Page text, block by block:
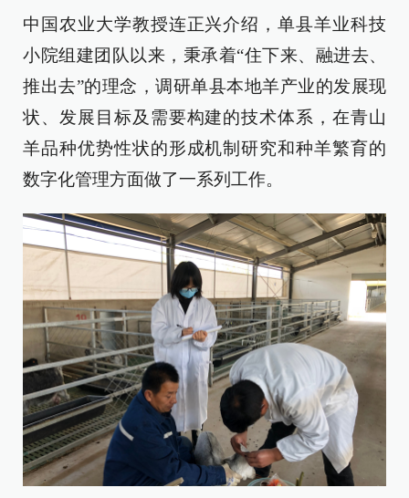
中国农业大学教授连正兴介绍，单县羊业科技
小院组建团队以来，秉承着“住下来、融进去、
推出去”的理念，调研单县本地羊产业的发展现
状、发展目标及需要构建的技术体系，在青山
羊品种优势性状的形成机制研究和种羊繁育的
数字化管理方面做了一系列工作。